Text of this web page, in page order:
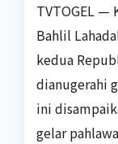
TVTOGEL —
Bahlil
kedua
dianugerahi
ini
gelar